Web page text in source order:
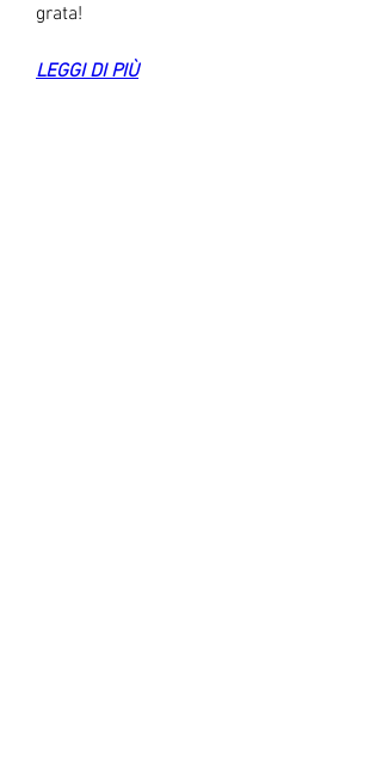
grata!
LEGGI DI PIÙ